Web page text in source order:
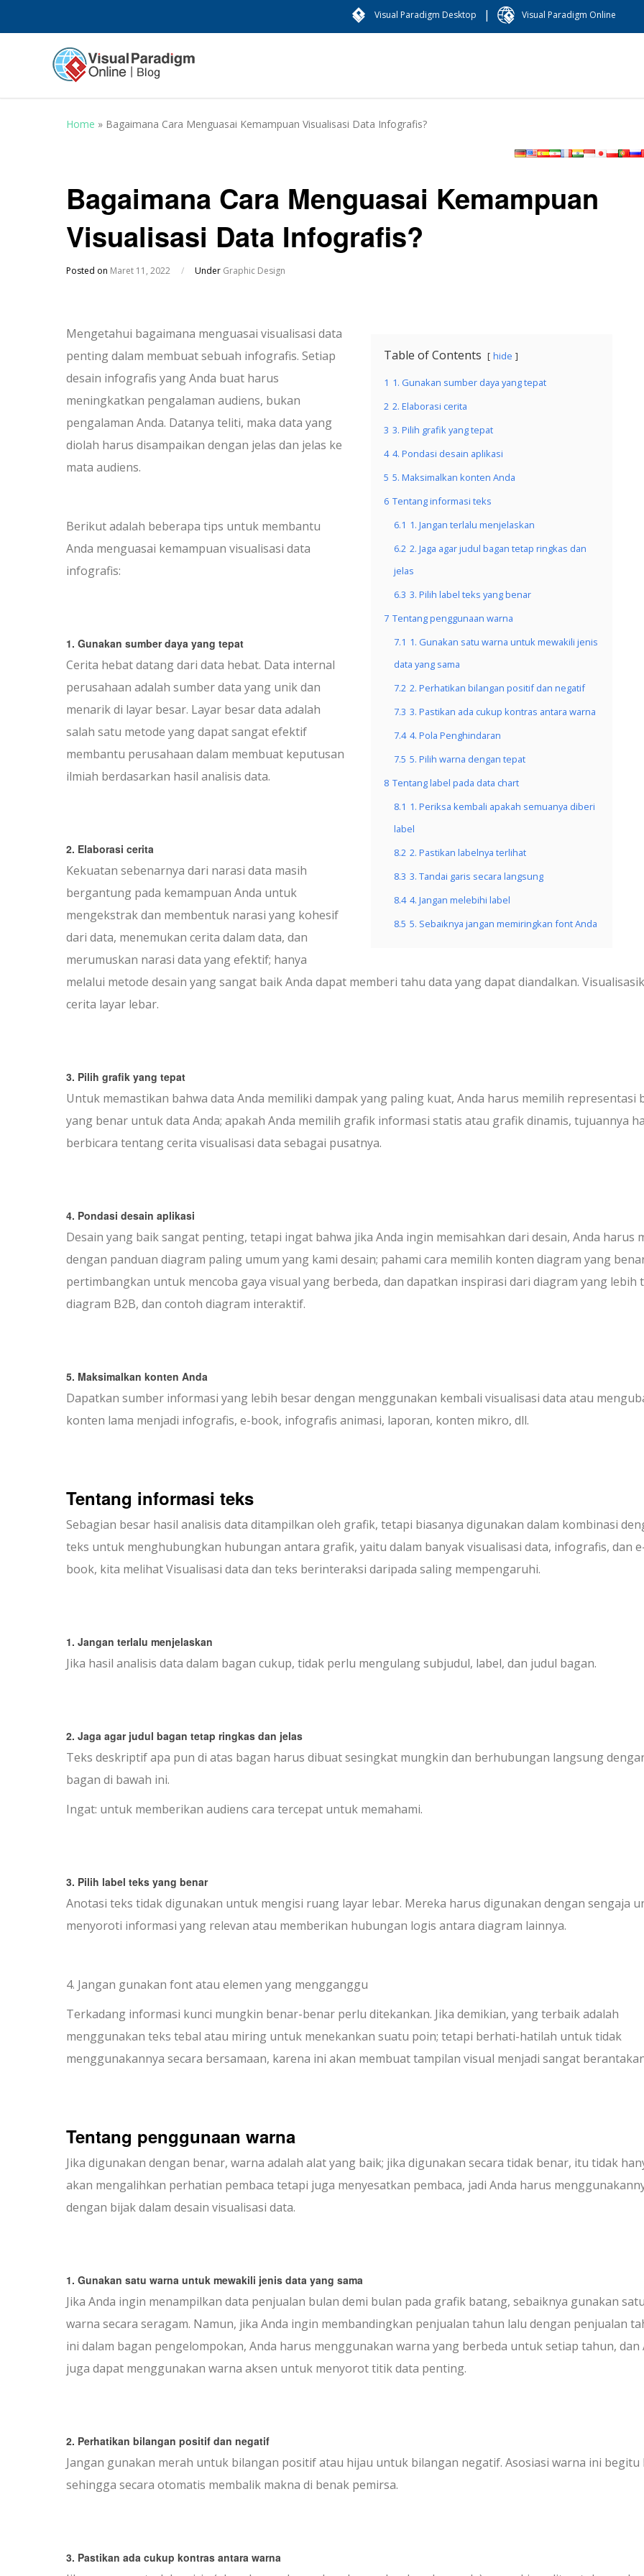
Visual Paradigm Desktop | Visual Paradigm Online
Home » Bagaimana Cara Menguasai Kemampuan Visualisasi Data Infografis?
Bagaimana Cara Menguasai Kemampuan
Visualisasi Data Infografis?
Posted on Maret 11, 2022 / Under Graphic Design
Table of Contents hide
1 1. Gunakan sumber daya yang tepat
2 2. Elaborasi cerita
3 3. Pilih grafik yang tepat
4 4. Pondasi desain aplikasi
5 5. Maksimalkan konten Anda
6 Tentang informasi teks
6.1 1. Jangan terlalu menjelaskan
6.2 2. Jaga agar judul bagan tetap ringkas dan
jelas
6.3 3. Pilih label teks yang benar
7 Tentang penggunaan warna
7.1 1. Gunakan satu warna untuk mewakili jenis
data yang sama
7.2 2. Perhatikan bilangan positif dan negatif
7.3 3. Pastikan ada cukup kontras antara warna
7.4 4. Pola Penghindaran
7.5 5. Pilih warna dengan tepat
8 Tentang label pada data chart
8.1 1. Periksa kembali apakah semuanya diberi
label
8.2 2. Pastikan labelnya terlihat
8.3 3. Tandai garis secara langsung
8.4 4. Jangan melebihi label
8.5 5. Sebaiknya jangan memiringkan font Anda
Mengetahui bagaimana menguasai visualisasi data
penting dalam membuat sebuah infografis. Setiap
desain infografis yang Anda buat harus
meningkatkan pengalaman audiens, bukan
pengalaman Anda. Datanya teliti, maka data yang
diolah harus disampaikan dengan jelas dan jelas ke
mata audiens.
Berikut adalah beberapa tips untuk membantu
Anda menguasai kemampuan visualisasi data
infografis:
1. Gunakan sumber daya yang tepat
Cerita hebat datang dari data hebat. Data internal
perusahaan adalah sumber data yang unik dan
menarik di layar besar. Layar besar data adalah
salah satu metode yang dapat sangat efektif
membantu perusahaan dalam membuat keputusan
ilmiah berdasarkan hasil analisis data.
2. Elaborasi cerita
Kekuatan sebenarnya dari narasi data masih
bergantung pada kemampuan Anda untuk
mengekstrak dan membentuk narasi yang kohesif
dari data, menemukan cerita dalam data, dan
merumuskan narasi data yang efektif; hanya
melalui metode desain yang sangat baik Anda dapat memberi tahu data yang dapat diandalkan.
cerita layar lebar.
3. Pilih grafik yang tepat
Untuk memastikan bahwa data Anda memiliki dampak yang paling kuat, Anda harus memilih representasi
yang benar untuk data Anda; apakah Anda memilih grafik informasi statis atau grafik dinamis, tujuannya
berbicara tentang cerita visualisasi data sebagai pusatnya.
4. Pondasi desain aplikasi
Desain yang baik sangat penting, tetapi ingat bahwa jika Anda ingin memisahkan dari desain, Anda harus
dengan panduan diagram paling umum yang kami desain; pahami cara memilih konten diagram yang
pertimbangkan untuk mencoba gaya visual yang berbeda, dan dapatkan inspirasi dari diagram yang lebih
diagram B2B, dan contoh diagram interaktif.
5. Maksimalkan konten Anda
Dapatkan sumber informasi yang lebih besar dengan menggunakan kembali visualisasi data atau
konten lama menjadi infografis, e-book, infografis animasi, laporan, konten mikro, dll.
Tentang informasi teks
Sebagian besar hasil analisis data ditampilkan oleh grafik, tetapi biasanya digunakan dalam kombinasi
teks untuk menghubungkan hubungan antara grafik, yaitu dalam banyak visualisasi data, infografis, dan
book, kita melihat Visualisasi data dan teks berinteraksi daripada saling mempengaruhi.
1. Jangan terlalu menjelaskan
Jika hasil analisis data dalam bagan cukup, tidak perlu mengulang subjudul, label, dan judul bagan.
2. Jaga agar judul bagan tetap ringkas dan jelas
Teks deskriptif apa pun di atas bagan harus dibuat sesingkat mungkin dan berhubungan langsung
bagan di bawah ini.
Ingat: untuk memberikan audiens cara tercepat untuk memahami.
3. Pilih label teks yang benar
Anotasi teks tidak digunakan untuk mengisi ruang layar lebar. Mereka harus digunakan dengan sengaja
menyoroti informasi yang relevan atau memberikan hubungan logis antara diagram lainnya.
4. Jangan gunakan font atau elemen yang mengganggu
Terkadang informasi kunci mungkin benar-benar perlu ditekankan. Jika demikian, yang terbaik adalah
menggunakan teks tebal atau miring untuk menekankan suatu poin; tetapi berhati-hatilah untuk tidak
menggunakannya secara bersamaan, karena ini akan membuat tampilan visual menjadi sangat
Tentang penggunaan warna
Jika digunakan dengan benar, warna adalah alat yang baik; jika digunakan secara tidak benar, itu tidak
akan mengalihkan perhatian pembaca tetapi juga menyesatkan pembaca, jadi Anda harus
dengan bijak dalam desain visualisasi data.
1. Gunakan satu warna untuk mewakili jenis data yang sama
Jika Anda ingin menampilkan data penjualan bulan demi bulan pada grafik batang, sebaiknya gunakan satu
warna secara seragam. Namun, jika Anda ingin membandingkan penjualan tahun lalu dengan penjualan
ini dalam bagan pengelompokan, Anda harus menggunakan warna yang berbeda untuk setiap tahun, dan
juga dapat menggunakan warna aksen untuk menyorot titik data penting.
2. Perhatikan bilangan positif dan negatif
Jangan gunakan merah untuk bilangan positif atau hijau untuk bilangan negatif. Asosiasi warna ini begitu
sehingga secara otomatis membalik makna di benak pemirsa.
3. Pastikan ada cukup kontras antara warna